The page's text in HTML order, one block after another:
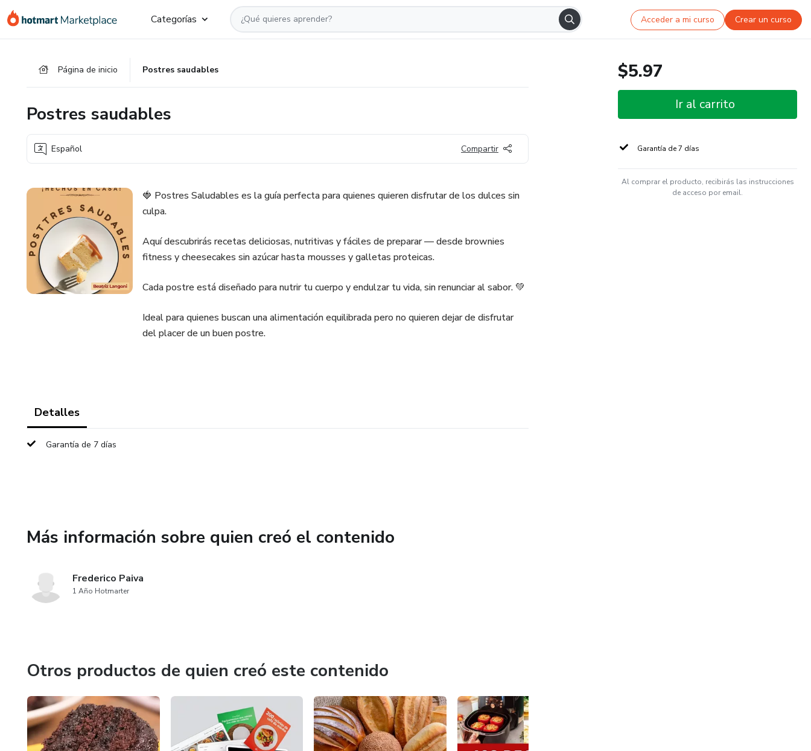
Categorías Acceder a mi curso Crear un curso
Página de inicio Postres saudables
Postres saudables
Español Compartir
🍓 Postres Saludables es la guía perfecta para quienes quieren disfrutar de los dulces sin
culpa.
Aquí descubrirás recetas deliciosas, nutritivas y fáciles de preparar — desde brownies
fitness y cheesecakes sin azúcar hasta mousses y galletas proteicas.
Cada postre está diseñado para nutrir tu cuerpo y endulzar tu vida, sin renunciar al sabor. 💚
Ideal para quienes buscan una alimentación equilibrada pero no quieren dejar de disfrutar
del placer de un buen postre.
Detalles
Garantía de 7 días
Más información sobre quien creó el contenido
Frederico Paiva
1 Año Hotmarter
Otros productos de quien creó este contenido
$5.97
Ir al carrito
Garantía de 7 días
Al comprar el producto, recibirás las instrucciones
de acceso por email.